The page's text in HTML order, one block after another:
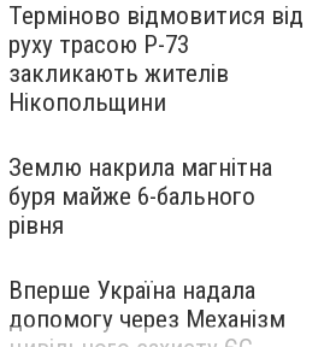
Терміново відмовитися від
руху трасою Р-73
закликають жителів
Нікопольщини
Землю накрила магнітна
буря майже 6-бального
рівня
Вперше Україна надала
допомогу через Механізм